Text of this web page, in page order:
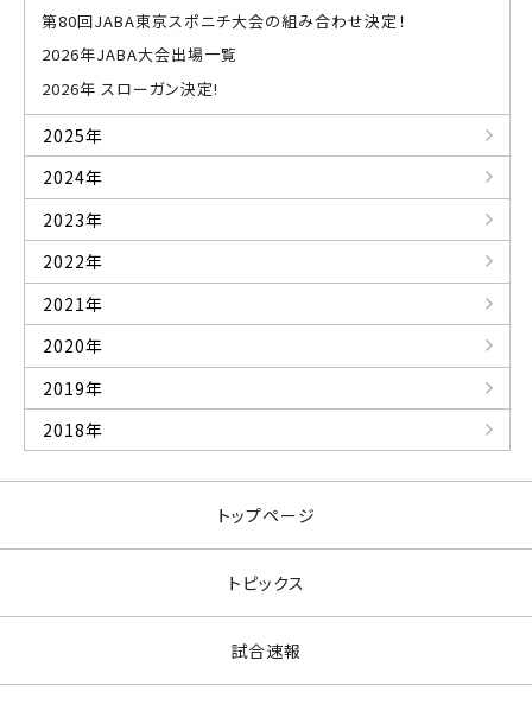
第80回JABA東京スポニチ大会の組み合わせ決定！
2026年JABA大会出場一覧
2026年 スローガン決定!
2025年
2024年
2023年
2022年
2021年
2020年
2019年
2018年
トップページ
トピックス
試合速報